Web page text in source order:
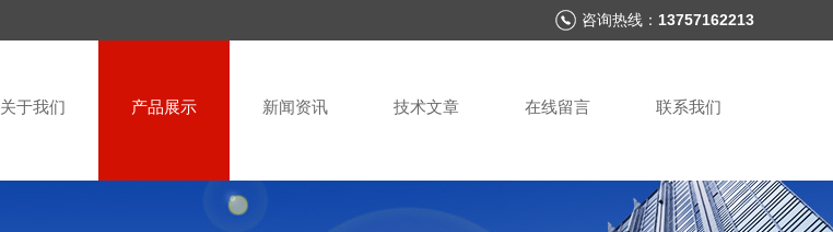
咨询热线： 13757162213
关于我们 产品展示 新闻资讯 技术文章 在线留言 联系我们